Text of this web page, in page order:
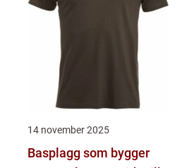
14 november 2025
Basplagg som bygger